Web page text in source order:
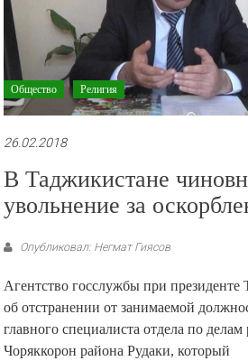
Общество Религия
26.02.2018
В Таджикистане
увольнение за
Опубликовал: Негмат Гиясов
Агентство госслужбы при президенте
об отстранении от занимаемой
главного специалиста отдела по
Чоряккорон района Рудаки, который